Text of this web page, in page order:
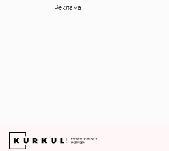
Реклама